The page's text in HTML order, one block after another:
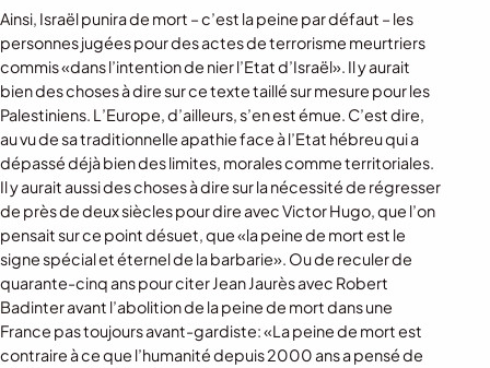
Ainsi, Israël punira de mort – c’est la peine par défaut – les
personnes jugées pour des actes de terrorisme meurtriers
commis «dans l’intention de nier l’Etat d’Israël». Il y aurait
bien des choses à dire sur ce texte taillé sur mesure pour les
Palestiniens. L’Europe, d’ailleurs, s’en est émue. C’est dire,
au vu de sa traditionnelle apathie face à l’Etat hébreu qui a
dépassé déjà bien des limites, morales comme territoriales.
Il y aurait aussi des choses à dire sur la nécessité de régresser
de près de deux siècles pour dire avec Victor Hugo, que l’on
pensait sur ce point désuet, que «la peine de mort est le
signe spécial et éternel de la barbarie». Ou de reculer de
quarante-cinq ans pour citer Jean Jaurès avec Robert
Badinter avant l’abolition de la peine de mort dans une
France pas toujours avant-gardiste: «La peine de mort est
contraire à ce que l’humanité depuis 2000 ans a pensé de